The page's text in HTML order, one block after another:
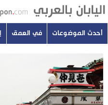
أحدث الموضوعات
أحدث الموضوعات في العمق